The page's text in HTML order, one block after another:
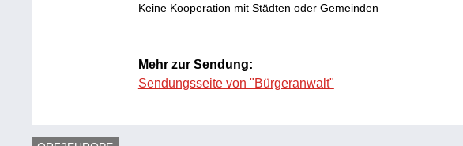
Keine Kooperation mit Städten oder Gemeinden
Mehr zur Sendung:
Sendungsseite von "Bürgeranwalt"